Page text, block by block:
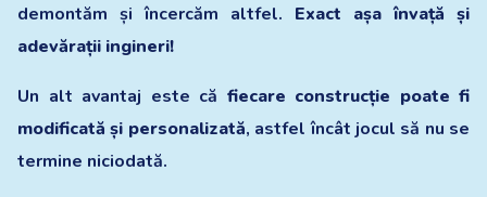
demontăm și încercăm altfel. Exact așa învață și
adevărații ingineri!
Un alt avantaj este că fiecare construcție poate fi
modificată și personalizată, astfel încât jocul să nu se
termine niciodată.